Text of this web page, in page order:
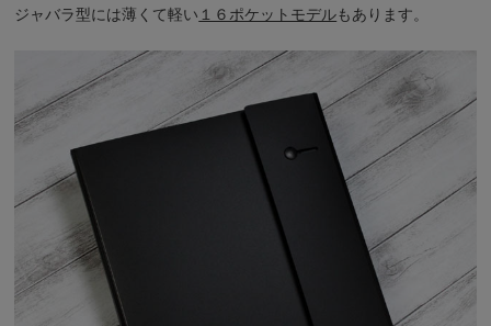
ジャバラ型には薄くて軽い １６ポケットモデルもあります。